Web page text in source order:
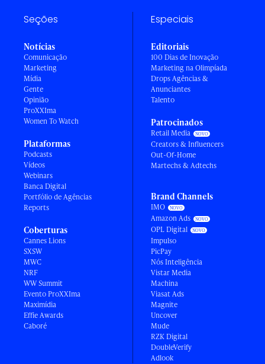
Seções
Notícias
Comunicação
Marketing
Mídia
Gente
Opinião
ProXXIma
Women To Watch
Plataformas
Podcasts
Vídeos
Webinars
Banca Digital
Portfólio de Agências
Reports
Coberturas
Cannes Lions
SXSW
MWC
NRF
WW Summit
Evento ProXXIma
Maximídia
Effie Awards
Caboré
Especiais
Editoriais
100 Dias de Inovação
Marketing na Olimpíada
Drops Agências &
Anunciantes
Talento
Patrocinados
Retail Media
Creators & Influencers
Out-Of-Home
Martechs & Adtechs
Brand Channels
IMO
Amazon Ads
OPL Digital
Impulso
PicPay
Nós Inteligência
Vistar Media
Machina
Viasat Ads
Magnite
Uncover
Mude
RZK Digital
DoubleVerify
Adlook